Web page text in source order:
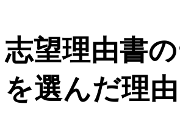
志望理由書
を選んだ理由